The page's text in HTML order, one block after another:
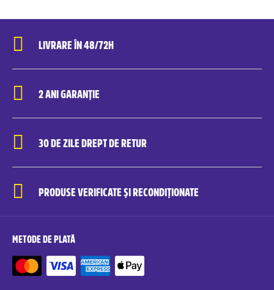
LIVRARE ÎN 48/72H
2 ANI GARANȚIE
30 DE ZILE DREPT DE RETUR
PRODUSE VERIFICATE ȘI RECONDIȚIONATE
METODE DE PLATĂ